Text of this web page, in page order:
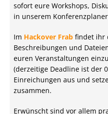
sofort eure Workshops,
in unserem
Im Hackover Frab findet ihr
Beschreibungen und
euren Veranstaltungen
(derzeitige Deadline ist der
Einreichungen aus und
zusammen.
Erwünscht sind vor allem